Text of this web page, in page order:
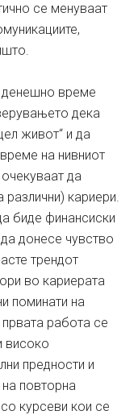
се менуваат
денешно време
дека
живот“ и да
на нивниот
да
кариери.
биде финансиски
донесе чувство
трендот
во кариерата
поминати на
работа се
високо
предности и
повторна
курсеви кои се